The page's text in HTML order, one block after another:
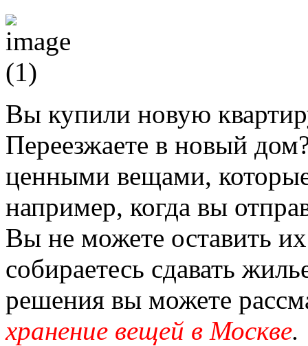
Вы купили новую
Переезжаете в новый
ценными вещами,
например, когда вы
Вы не можете оставить
собираетесь сдавать
решения вы можете
хранение вещей в Москве.